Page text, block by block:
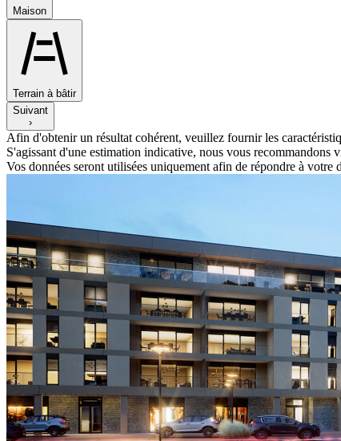
Maison
Terrain à bâtir
Suivant
›
Afin d'obtenir un résultat cohérent, veuillez fournir les
S'agissant d'une estimation indicative, nous vous
Vos données seront utilisées uniquement afin de répondre à